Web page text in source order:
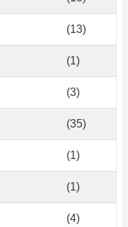
(13)
(1)
(3)
(35)
(1)
(1)
(4)